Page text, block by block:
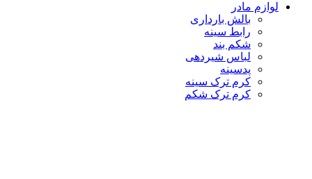
لوازم مادر
بالش بارداری
رابط سینه
شکم بند
لباس شیردهی
پدسینه
کرم ترک سینه
کرم ترک شکم